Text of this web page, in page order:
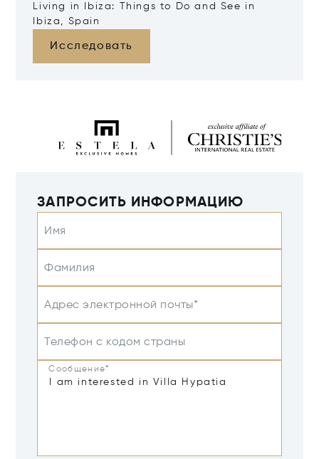
Living in Ibiza: Things to Do and See in
Ibiza, Spain
Исследовать
ЗАПРОСИТЬ ИНФОРМАЦИЮ
Имя
Фамилия
Адрес электронной почты*
Телефон с кодом страны
Сообщение*